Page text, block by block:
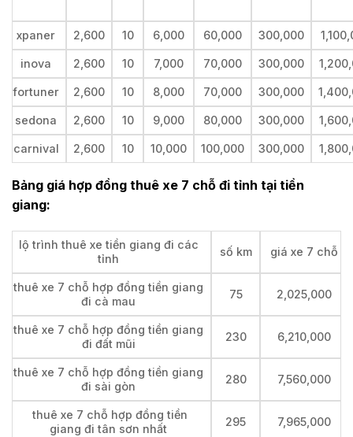
xpaner 2,600 10 6,000 60,000 300,000
inova 2,600 10 7,000 70,000 300,000
fortuner 2,600 10 8,000 70,000 300,000
sedona 2,600 10 9,000 80,000 300,000
carnival 2,600 10 10,000 100,000 300,000
Bảng giá hợp đồng thuê xe 7 chỗ đi tỉnh tại tiền
giang:
lộ trình thuê xe tiền giang đi các
tỉnh
số km giá xe 7 chỗ
thuê xe 7 chỗ hợp đồng tiền giang
đi cà mau
75 2,025,000
thuê xe 7 chỗ hợp đồng tiền giang
đi đất mũi
230 6,210,000
thuê xe 7 chỗ hợp đồng tiền giang
đi sài gòn
280 7,560,000
thuê xe 7 chỗ hợp đồng tiền
giang đi tân sơn nhất
295 7,965,000